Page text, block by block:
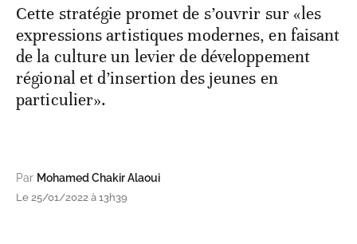
Cette stratégie promet de s’ouvrir sur «les
expressions artistiques modernes, en faisant
de la culture un levier de développement
régional et d’insertion des jeunes en
particulier».
Par Mohamed Chakir Alaoui
Le 25/01/2022 à 13h39